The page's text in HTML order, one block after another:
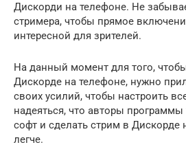
Дискорди на телефоне. Не
стримера, чтобы прямое
интересной для зрителей.
На данный момент для того,
Дискорде на телефоне, нужно
своих усилий, чтобы настроить
надеяться, что авторы
софт и сделать стрим в Дискорде
легче.